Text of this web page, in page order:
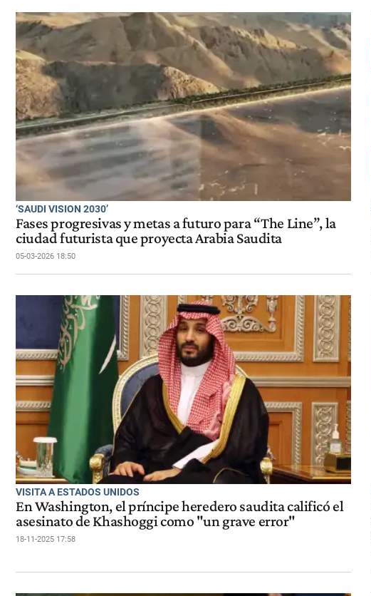
‘SAUDI VISION 2030’
Fases progresivas y metas a futuro para “The Line”, la
ciudad futurista que proyecta Arabia Saudita
05-03-2026 18:50
VISITA A ESTADOS UNIDOS
En Washington, el príncipe heredero saudita calificó el
asesinato de Khashoggi como "un grave error"
18-11-2025 17:58